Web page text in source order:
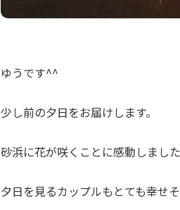
ゆうです^^
少し前の夕日をお届けします。
砂浜に花が咲くことに感動しました
夕日を見るカップルもとても幸せそ